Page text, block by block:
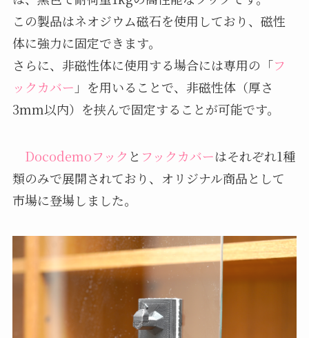
この製品はネオジウム磁石を使用しており、磁性
体に強力に固定できます。
さらに、非磁性体に使用する場合には専用の「フ
ックカバー 」を用いることで、非磁性体（厚さ
3mm以内）を挟んで固定することが可能です。
Docodemoフック と フックカバーはそれぞれ1種
類のみで展開されており、オリジナル商品として
市場に登場しました。